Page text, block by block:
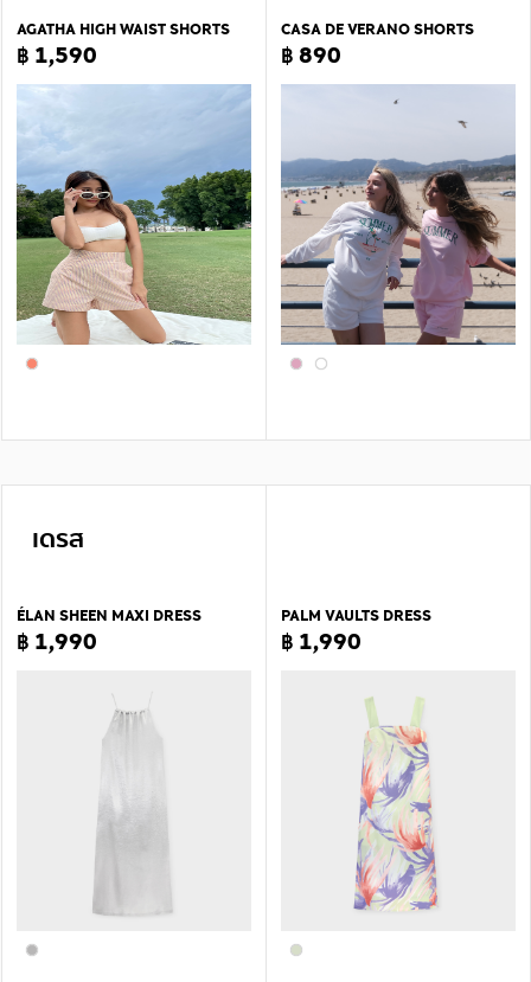
AGATHA HIGH WAIST SHORTS
฿ 1,590
CASA DE VERANO SHORTS
฿ 890
เดรส
ÉLAN SHEEN MAXI DRESS
฿ 1,990
PALM VAULTS DRESS
฿ 1,990